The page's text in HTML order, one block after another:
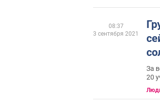
За
20
08:37
3 сентября 2021